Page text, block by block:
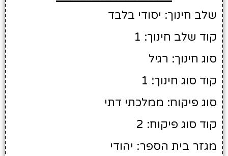
שלב חינוך: יסודי בלבד
קוד שלב חינוך: 1
סוג חינוך: רגיל
קוד סוג חינוך: 1
סוג פיקוח: ממלכתי דתי
קוד סוג פיקוח: 2
מגזר בית הספר: יהודי